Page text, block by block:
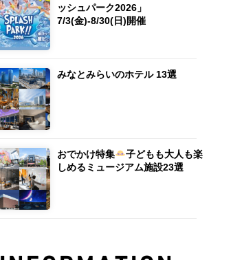
ッシュパーク2026」
7/3(金)-8/30(日)開催
みなとみらいのホテル 13選
おでかけ特集
子どもも大人も楽
しめるミュージアム施設23選